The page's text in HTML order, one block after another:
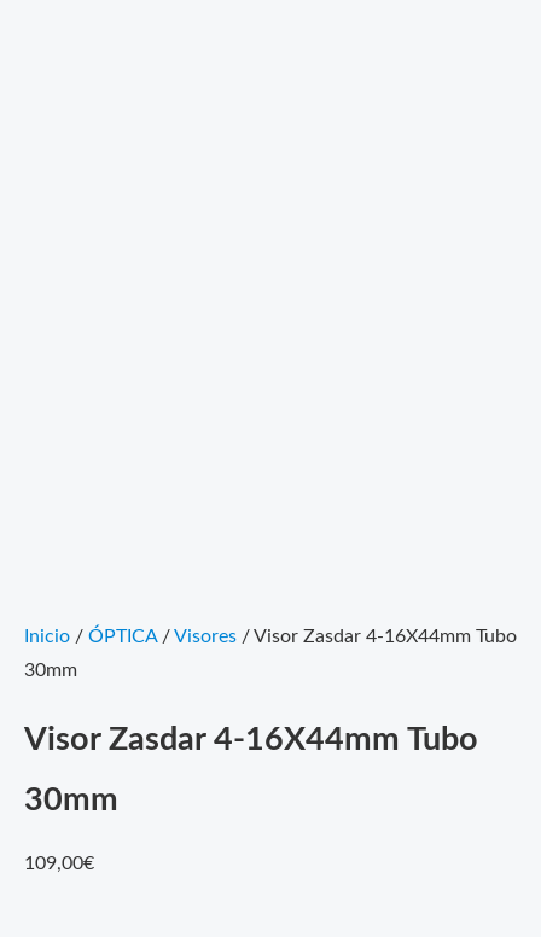
Inicio / ÓPTICA/ Visores / Visor Zasdar 4-16X44mm Tubo
30mm
Visor Zasdar 4-16X44mm Tubo
30mm
109,00€